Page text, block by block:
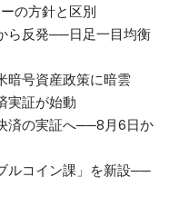
の方針と区別
ら反発──日足一目均衡
暗号資産政策に暗雲
証が始動
済の実証へ──8月6日か
ルコイン課」を新設──